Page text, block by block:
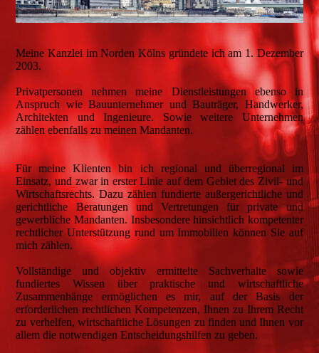
Meine Kanzlei im Norden Kölns gründete ich am 1. Dezember
2003.
Privatpersonen nehmen meine Dienstleistungen ebenso in
Anspruch wie Bauunternehmer und Bauträger, Handwerker,
Architekten und Ingenieure. Sowie weitere Unternehmen
zählen ebenfalls zu meinen Mandanten.
Für meine Klienten bin ich regional und überregional im
Einsatz, und zwar in erster Linie auf dem Gebiet des Zivil- und
Wirtschaftsrechts. Dazu zählen fundierte außergerichtliche und
gerichtliche Beratungen und Vertretungen für private und
gewerbliche Mandanten. Insbesondere hinsichtlich kompetenter
rechtlicher Unterstützung rund um Immobilien können Sie auf
mich zählen.
Vollständige und objektiv ermittelte Sachverhalte sowie
fundiertes Wissen über praktische und wirtschaftliche
Zusammenhänge ermöglichen es mir, auf der Basis der
erforderlichen rechtlichen Kompetenzen, Ihnen zu Ihrem Recht
zu verhelfen, wirtschaftliche Lösungen zu finden und Ihnen vor
allem die notwendigen Entscheidungshilfen zu geben.